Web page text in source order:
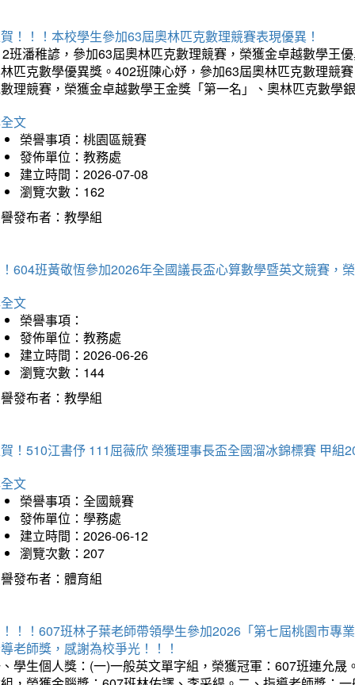
！！！本校學生參加63屆奧林匹克數理競賽表現優異！
班潘稚諺，參加63屆奧林匹克數理競賽，榮獲金卓越數學王
匹克數學優異獎。402班陳心妤，參加63屆奧林匹克數理競
理競賽，榮獲金卓越數學王金獎「第一名」、奧林匹克數學
文
榮譽事項：桃園區競賽
發佈單位：教務處
建立時間：2026-07-08
瀏覽次數：162
發布者：教學組
604班黃敬恆參加2026年全國議長盃心算數學暨英文競賽，
文
榮譽事項：
發佈單位：教務處
建立時間：2026-06-26
瀏覽次數：144
發布者：教學組
！510江書伃 111屈薇欣 榮獲理事長盃全國溜冰錦標賽 甲組
文
榮譽事項：全國競賽
發佈單位：學務處
建立時間：2026-06-12
瀏覽次數：207
發布者：體育組
！！607班林子葉老師帶領學生參加2026「第七屆桃園市專
老師獎，感謝為校爭光！！！
學生個人獎：(一)一般英文單字組，榮獲冠軍：607班連允